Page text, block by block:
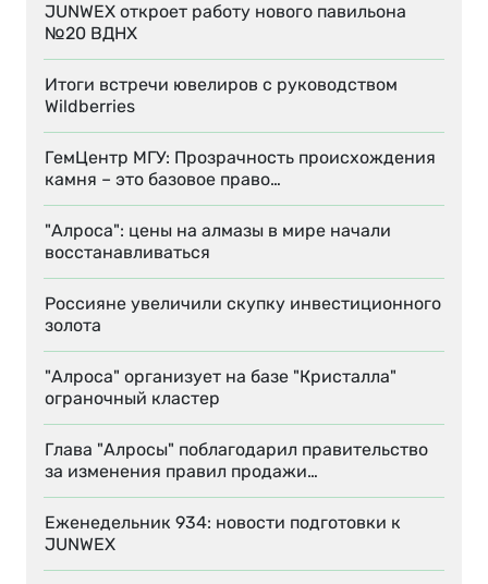
JUNWEX откроет работу нового павильона
№20 ВДНХ
Итоги встречи ювелиров с руководством
Wildberries
ГемЦентр МГУ: Прозрачность происхождения
камня – это базовое право…
"Алроса": цены на алмазы в мире начали
восстанавливаться
Россияне увеличили скупку инвестиционного
золота
"Алроса" организует на базе "Кристалла"
ограночный кластер
Глава "Алросы" поблагодарил правительство
за изменения правил продажи…
Еженедельник 934: новости подготовки к
JUNWEX